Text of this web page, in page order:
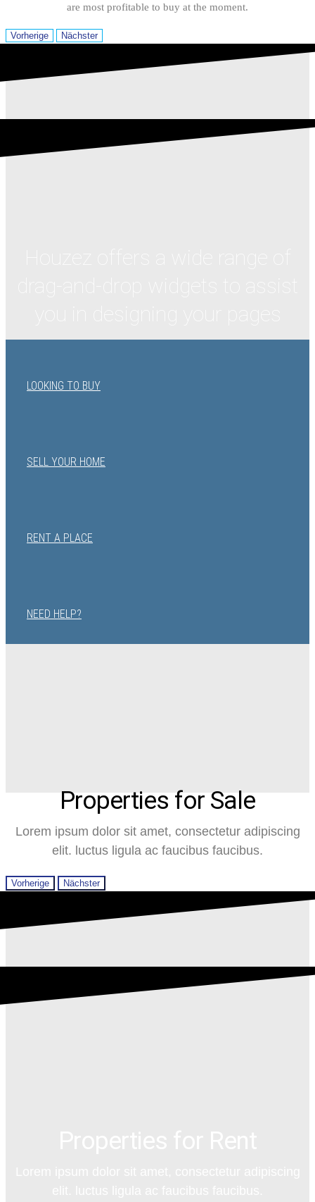
are most profitable to buy at the moment.
Vorherige Nächster
LOOKING TO BUY
SELL YOUR HOME
RENT A PLACE
NEED HELP?
Properties for Sale
Lorem ipsum dolor sit amet, consectetur adipiscing
elit. luctus ligula ac faucibus faucibus.
Vorherige Nächster